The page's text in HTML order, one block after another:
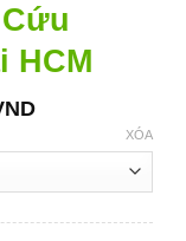
HCM
Khoảng
45.000VND
đến
XÓA